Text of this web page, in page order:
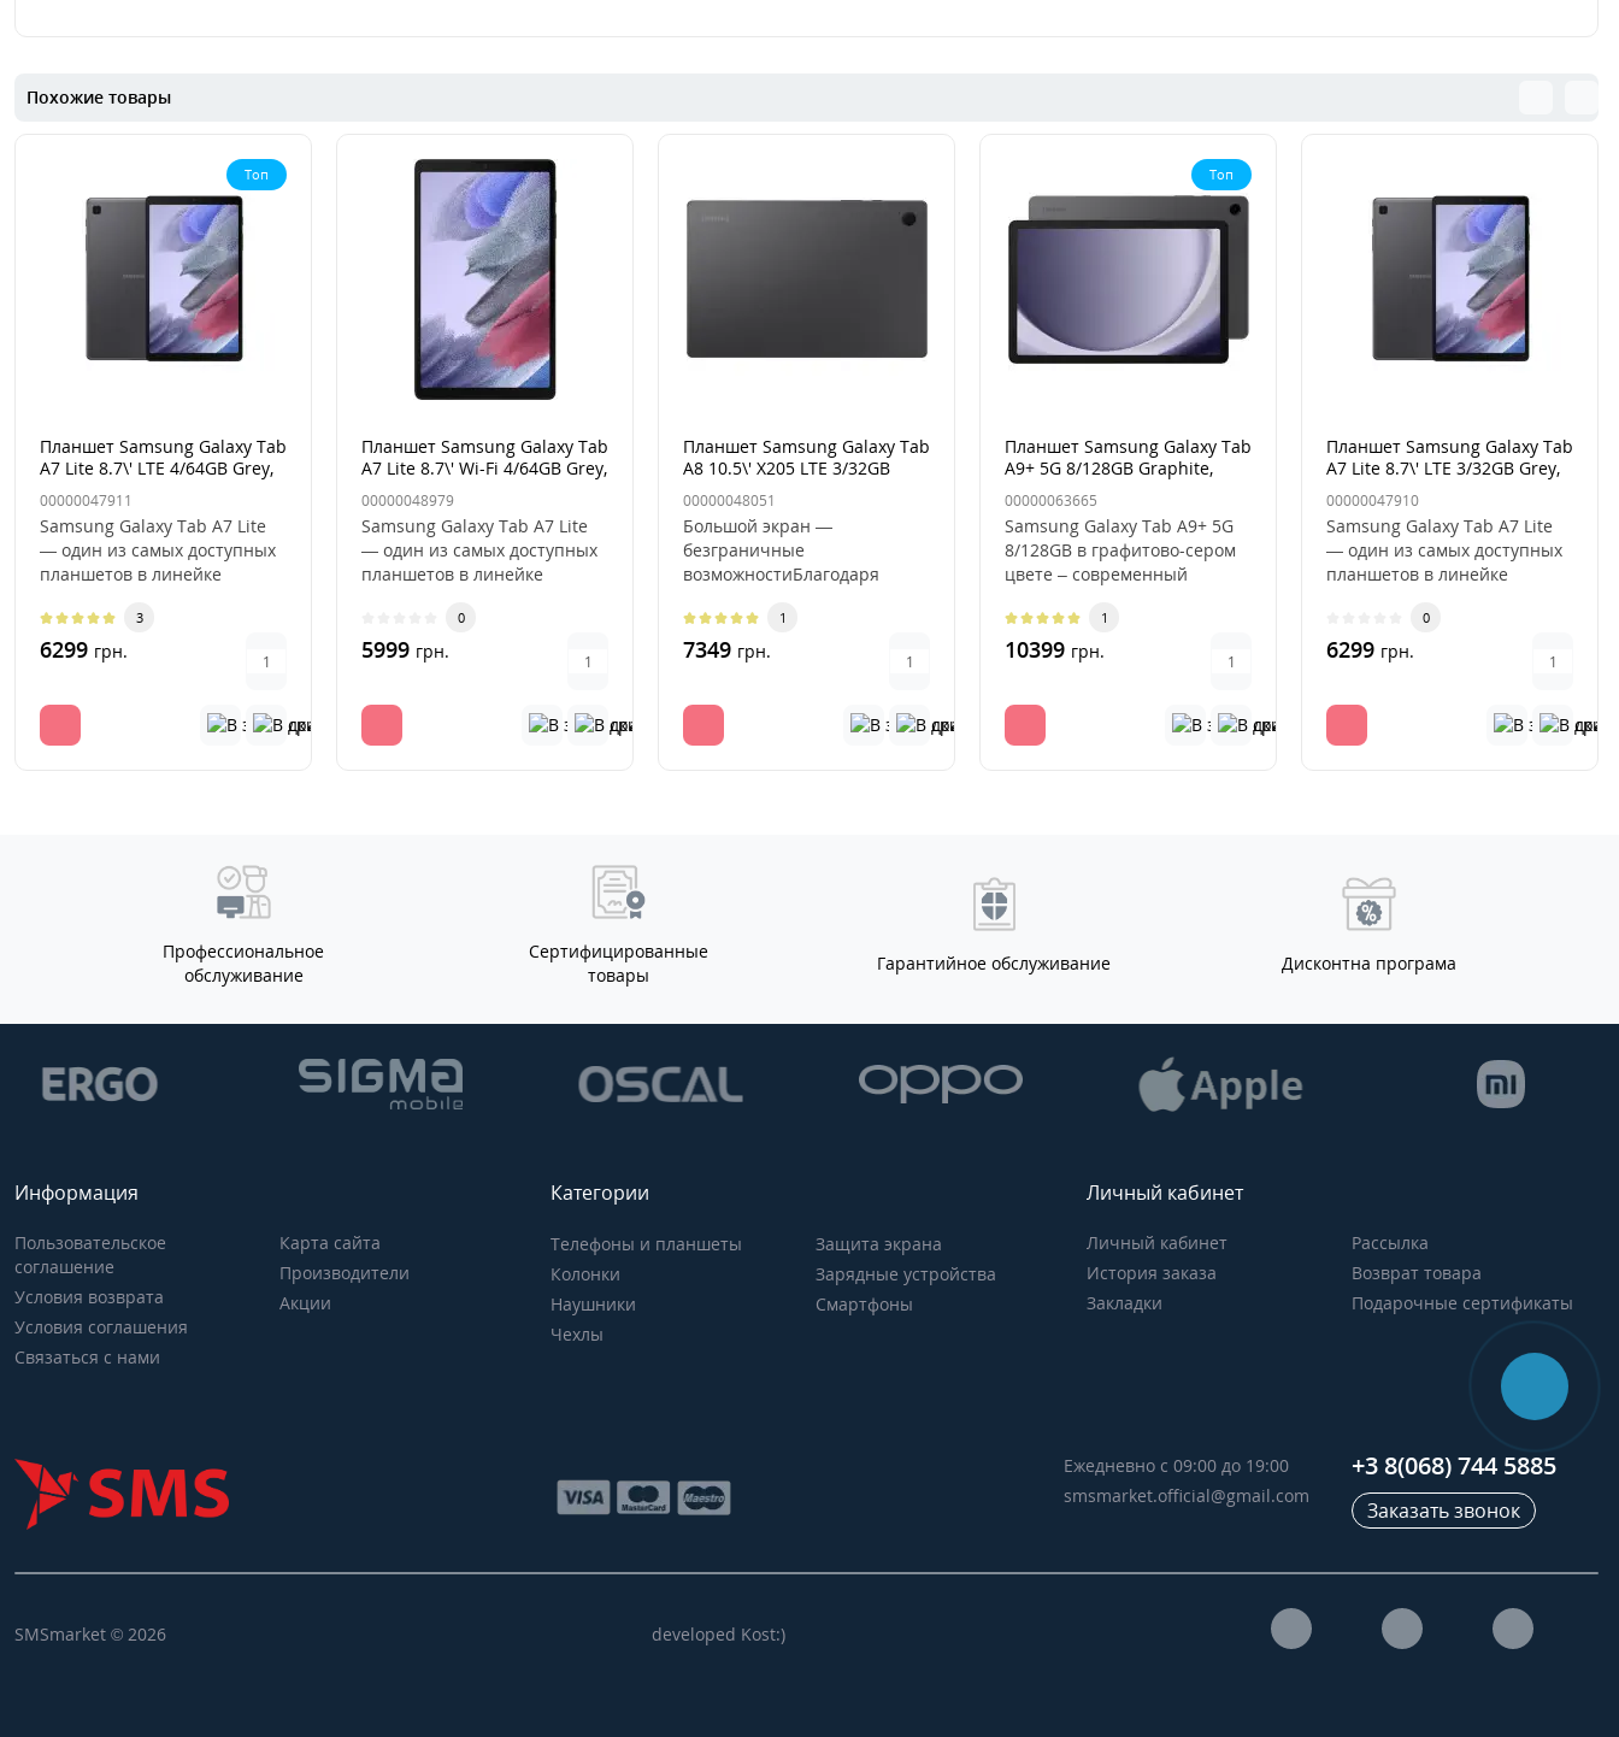
Похожие товары
Топ
Планшет Samsung Galaxy Tab
A7 Lite 8.7\' LTE 4/64GB Grey,
серый
00000047911
Samsung Galaxy Tab A7 Lite
— один из самых доступных
планшетов в линейке
себе..
3
6299 грн.
Планшет Samsung Galaxy Tab
A7 Lite 8.7\' Wi-Fi 4/64GB Grey,
серый
00000048979
Samsung Galaxy Tab A7 Lite
— один из самых доступных
планшетов в линейке
0
5999 грн.
Планшет Samsung Galaxy Tab
A8 10.5\' X205 LTE 3/32GB
Grey, серый
00000048051
Большой экран —
безграничные
возможностиБлагодаря
планшета Galaxy Tab A8 вы ..
1
7349 грн.
Топ
Планшет Samsung Galaxy Tab
A9+ 5G 8/128GB Graphite,
серый
00000063665
Samsung Galaxy Tab A9+ 5G
8/128GB в графитово-сером
цвете – современный
характерис..1
10399 грн.
Планшет Samsung Galaxy Tab
А7 Lite 8.7\' LTE 3/32GB Grey,
серый
00000047910
Samsung Galaxy Tab A7 Lite
— один из самых доступных
планшетов в линейке
0
6299 грн.
Профессиональное
обслуживание
Сертифицированные
товары
Гарантийное обслуживание Дисконтна програма
Информация
Пользовательское
соглашение
Условия возврата
Условия соглашения
Связаться с нами
Карта сайта
Производители
Акции
Категории
Телефоны и планшеты
Колонки
Наушники
Чехлы
Защита экрана
Зарядные устройства
Смартфоны
Личный кабинет
Личный кабинет
История заказа
Закладки
Рассылка
Возврат товара
Подарочные сертификаты
Ежедневно с 09:00 до 19:00
smsmarket.official@gmail.com
+3 8(068) 744 5885
Заказать звонок
SMSmarket © 2026 developed Kost:)